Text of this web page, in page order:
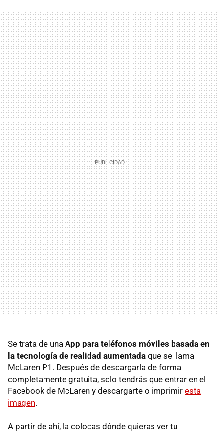
Se trata de una App para teléfonos móviles basada en
la tecnología de realidad aumentada que se llama
McLaren P1. Después de descargarla de forma
completamente gratuita, solo tendrás que entrar en el
Facebook de McLaren y descargarte o imprimir esta
imagen.
A partir de ahí, la colocas dónde quieras ver tu